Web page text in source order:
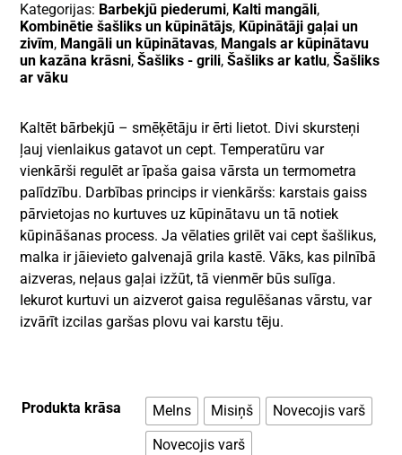
Kategorijas: Barbekjū piederumi, Kalti mangāli,
Kombinētie šašliks un kūpinātājs, Kūpinātāji gaļai un
zivīm, Mangāli un kūpinātavas, Mangals ar kūpinātavu
un kazāna krāsni,Šašliks - grili,Šašliks ar katlu,Šašliks
ar vāku
Kaltēt bārbekjū – smēķētāju ir ērti lietot. Divi skursteņi
ļauj vienlaikus gatavot un cept. Temperatūru var
vienkārši regulēt ar īpaša gaisa vārsta un termometra
palīdzību. Darbības princips ir vienkāršs: karstais gaiss
pārvietojas no kurtuves uz kūpinātavu un tā notiek
kūpināšanas process. Ja vēlaties grilēt vai cept šašlikus,
malka ir jāievieto galvenajā grila kastē. Vāks, kas pilnībā
aizveras, neļaus gaļai izžūt, tā vienmēr būs sulīga.
Iekurot kurtuvi un aizverot gaisa regulēšanas vārstu, var
izvārīt izcilas garšas plovu vai karstu tēju.
Produkta krāsa Melns Misiņš
Novecojis varš
Novecojis varš